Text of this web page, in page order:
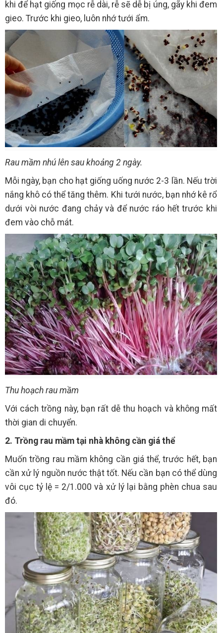
khi để hạt giống mọc rễ dài, rễ sẽ dễ bị úng, gãy khi đem
gieo. Trước khi gieo, luôn nhớ tưới ẩm.
Rau mầm nhú lên sau khoảng 2 ngày.
Mỗi ngày, bạn cho hạt giống uống nước 2-3 lần. Nếu trời
nắng khô có thể tăng thêm. Khi tưới nước, bạn nhớ kê rổ
dưới vòi nước đang chảy và để nước ráo hết trước khi
đem vào chỗ mát.
Thu hoạch rau mầm
Với cách trồng này, bạn rất dễ thu hoạch và không mất
thời gian di chuyển.
2. Trồng rau mầm tại nhà không cần giá thể
Muốn trồng rau mầm không cần giá thể, trước hết, bạn
cần xử lý nguồn nước thật tốt. Nếu cần bạn có thể dùng
vôi cục tỷ lệ = 2/1.000 và xử lý lại bằng phèn chua sau
đó.